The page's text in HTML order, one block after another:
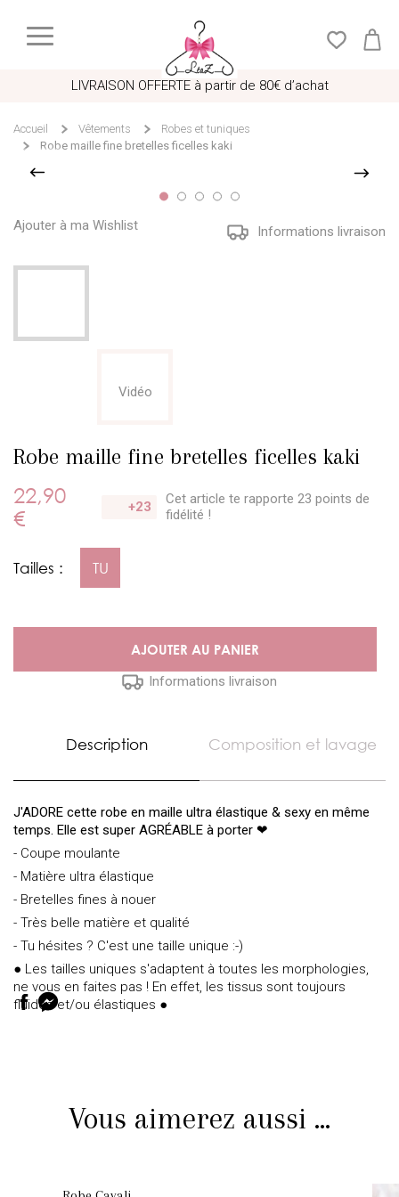
LIVRAISON OFFERTE à partir de 80€ d’achat
Accueil Vêtements
Robes et tuniques
Robe maille fine bretelles ficelles kaki
Ajouter à ma Wishlist Informations livraison
Vidéo
Robe maille fine bretelles ficelles kaki
22,90
€
+23 Cet article te rapporte 23 points de
fidélité !
Tailles : TU
AJOUTER AU PANIER
Informations livraison
Description Composition et lavage
J'ADORE cette robe en maille ultra élastique & sexy en même
temps. Elle est super AGRÉABLE à porter ❤
- Coupe moulante
- Matière ultra élastique
- Bretelles fines à nouer
- Très belle matière et qualité
- Tu hésites ? C'est une taille unique :-)
● Les tailles uniques s'adaptent à toutes les morphologies,
ne vous en faites pas ! En effet, les tissus sont toujours
fluides et/ou élastiques ●
Vous aimerez aussi ...